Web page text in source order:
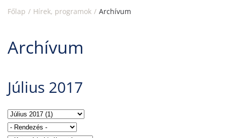
Főlap Hírek, programok Archívum
Archívum
Július 2017